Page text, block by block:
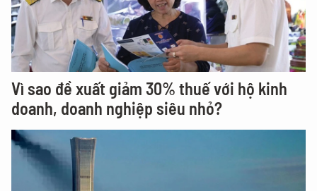
Vì sao đề xuất giảm 30% thuế với hộ kinh
doanh, doanh nghiệp siêu nhỏ?